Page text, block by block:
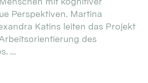
Perspektiven. Martina
Katins leiten das Projekt
des
...